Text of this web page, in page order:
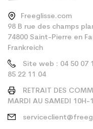
Freeglisse.com
98 B rue des champs
74800 Saint-Pierre en
Frankreich
Site web : 04 50 07
85 22 11 04
RETRAIT DES
MARDI AU SAMEDI 10H-